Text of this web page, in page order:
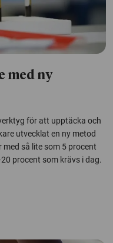
med ny
för att upptäcka och
utvecklat en ny metod
så lite som 5 procent
procent som krävs i dag.